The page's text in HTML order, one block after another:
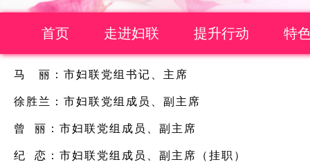
首页 走进妇联 提升行动 特
马 丽：市妇联党组书记、主席
徐胜兰：市妇联党组成员、副主席
曾 丽：市妇联党组成员、副主席
纪 恋：市妇联党组成员、副主席（挂职）